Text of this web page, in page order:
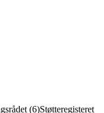
(6)Støtteregisteret